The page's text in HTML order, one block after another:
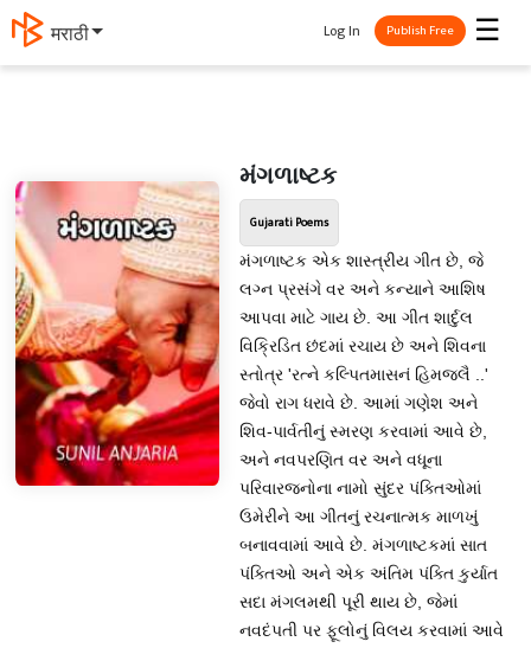
தமிழ் ☰
Log In Publish Free
મંગળાષ્ટક
Gujarati Poems
મંગળાષ્ટક એક શાસ્ત્રીય ગીત છે, જે
લગ્ન પ્રસંગે વર અને કન્યાને આશિષ
આપવા માટે ગાય છે. આ ગીત શાર્દુલ
વિક્રિડિત છંદમાં રચાય છે અને શિવના
સ્તોત્ર 'રત્ને કલ્પિતમાસનં હિમજલૈ ..'
જેવો રાગ ધરાવે છે. આમાં ગણેશ અને
શિવ-પાર્વતીનું સ્મરણ કરવામાં આવે છે,
અને નવપરણિત વર અને વધૂના
પરિવારજનોના નામો સુંદર પંક્તિઓમાં
ઉમેરીને આ ગીતનું રચનાત્મક માળખું
બનાવવામાં આવે છે. મંગળાષ્ટકમાં સાત
પંક્તિઓ અને એક અંતિમ પંક્તિ કુર્યાત
સદા મંગલમથી પૂરી થાય છે, જેમાં
નવદંપતી પર ફૂલોનું વિલય કરવામાં આવે